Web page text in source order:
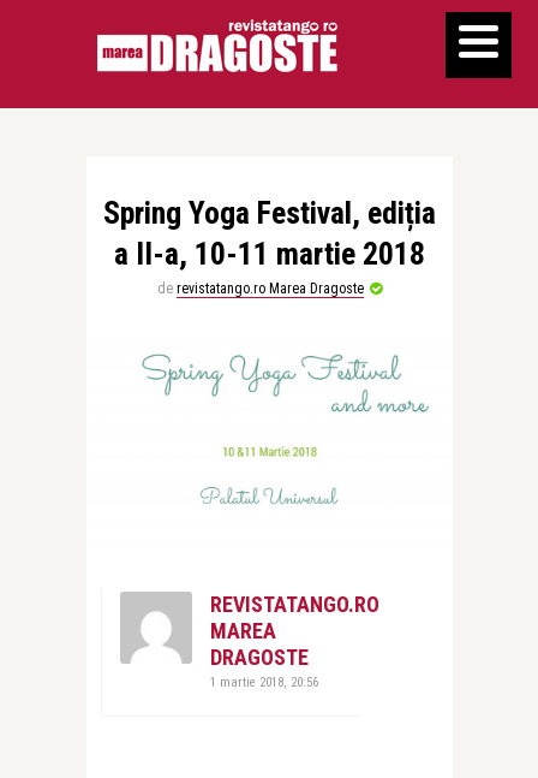
Spring Yoga Festival, ediția
a II-a, 10-11 martie 2018
de revistatango.ro Marea Dragoste
REVISTATANGO.RO
MAREA
DRAGOSTE
1 martie 2018, 20:56